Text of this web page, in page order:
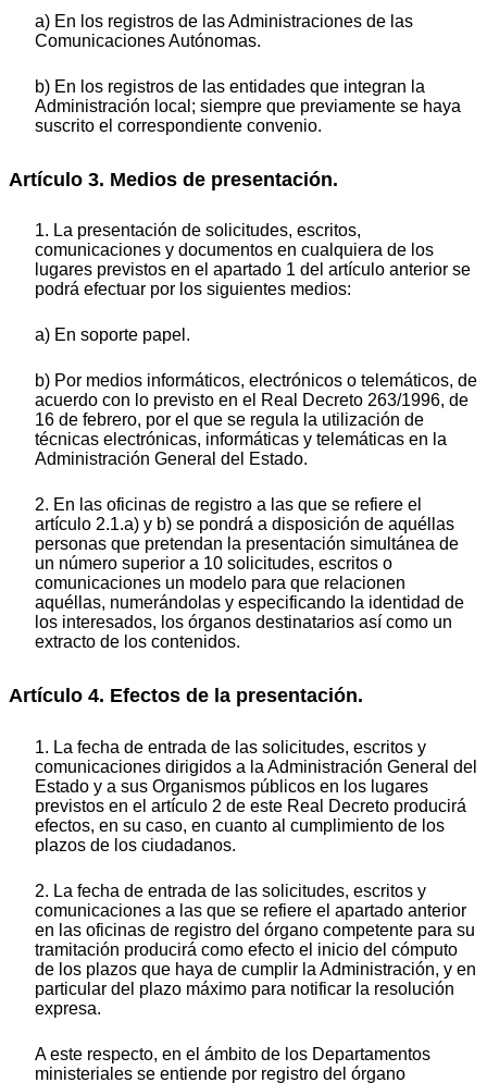
a) En los registros de las Administraciones de las
Comunicaciones Autónomas.
b) En los registros de las entidades que integran la
Administración local; siempre que previamente se haya
suscrito el correspondiente convenio.
Artículo 3. Medios de presentación.
1. La presentación de solicitudes, escritos,
comunicaciones y documentos en cualquiera de los
lugares previstos en el apartado 1 del artículo anterior se
podrá efectuar por los siguientes medios:
a) En soporte papel.
b) Por medios informáticos, electrónicos o telemáticos, de
acuerdo con lo previsto en el Real Decreto 263/1996, de
16 de febrero, por el que se regula la utilización de
técnicas electrónicas, informáticas y telemáticas en la
Administración General del Estado.
2. En las oficinas de registro a las que se refiere el
artículo 2.1.a) y b) se pondrá a disposición de aquéllas
personas que pretendan la presentación simultánea de
un número superior a 10 solicitudes, escritos o
comunicaciones un modelo para que relacionen
aquéllas, numerándolas y especificando la identidad de
los interesados, los órganos destinatarios así como un
extracto de los contenidos.
Artículo 4. Efectos de la presentación.
1. La fecha de entrada de las solicitudes, escritos y
comunicaciones dirigidos a la Administración General del
Estado y a sus Organismos públicos en los lugares
previstos en el artículo 2 de este Real Decreto producirá
efectos, en su caso, en cuanto al cumplimiento de los
plazos de los ciudadanos.
2. La fecha de entrada de las solicitudes, escritos y
comunicaciones a las que se refiere el apartado anterior
en las oficinas de registro del órgano competente para su
tramitación producirá como efecto el inicio del cómputo
de los plazos que haya de cumplir la Administración, y en
particular del plazo máximo para notificar la resolución
expresa.
A este respecto, en el ámbito de los Departamentos
ministeriales se entiende por registro del órgano